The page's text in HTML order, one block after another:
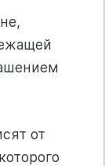
от